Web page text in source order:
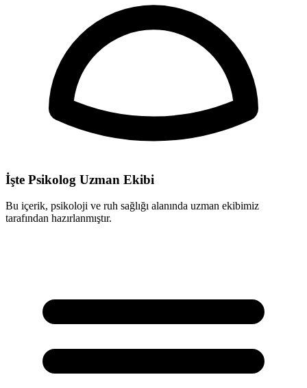
İşte Psikolog Uzman Ekibi
Bu içerik, psikoloji ve ruh sağlığı alanında uzman ekibimiz
tarafından hazırlanmıştır.